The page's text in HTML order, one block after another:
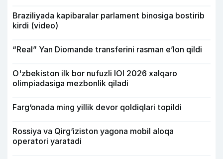
Braziliyada kapibaralar parlament binosiga bostirib
kirdi (video)
“Real” Yan Diomande transferini rasman e’lon qildi
O'zbekiston ilk bor nufuzli IOI 2026 xalqaro
olimpiadasiga mezbonlik qiladi
Farg‘onada ming yillik devor qoldiqlari topildi
Rossiya va Qirg‘iziston yagona mobil aloqa
operatori yaratadi